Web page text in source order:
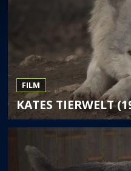
FILM
KATES TIERWELT